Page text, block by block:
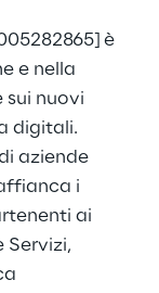
è
e nella
sui nuovi
digitali.
aziende
i
ai
Servizi,